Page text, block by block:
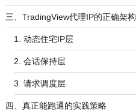
三、TradingView代理IP的正确架构
1. 动态住宅IP层
2. 会话保持层
3. 请求调度层
四、真正能跑通的实践策略